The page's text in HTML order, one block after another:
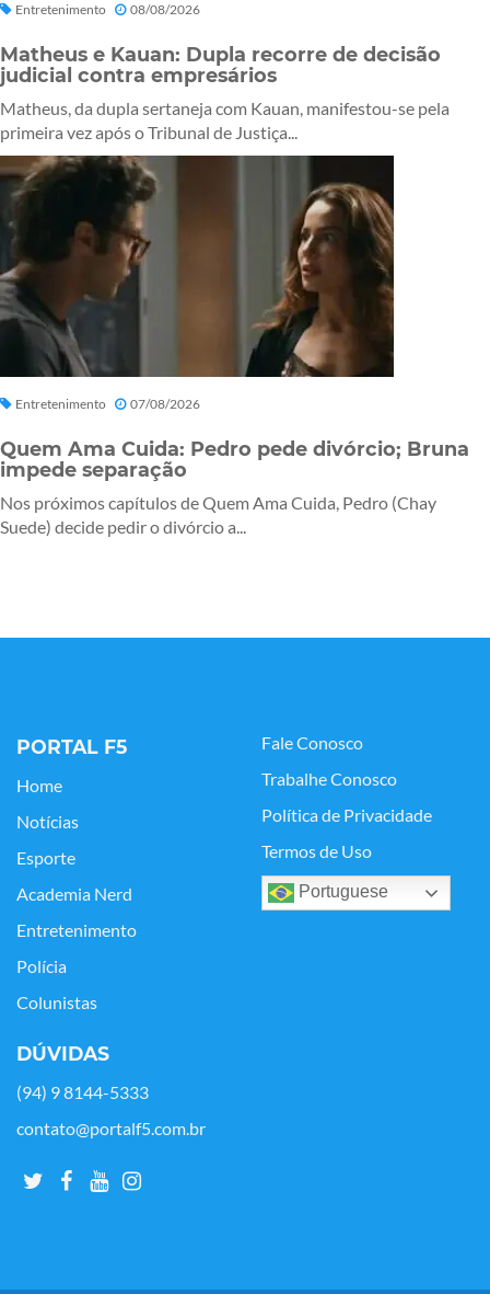
Entretenimento 08/08/2026
Matheus e Kauan: Dupla recorre de decisão
judicial contra empresários
Matheus, da dupla sertaneja com Kauan, manifestou-se pela
primeira vez após o Tribunal de Justiça...
Entretenimento 07/08/2026
Quem Ama Cuida: Pedro pede divórcio; Bruna
impede separação
Nos próximos capítulos de Quem Ama Cuida, Pedro (Chay
Suede) decide pedir o divórcio a...
PORTAL F5
Home
Notícias
Esporte
Academia Nerd
Entretenimento
Polícia
Colunistas
Fale Conosco
Trabalhe Conosco
Política de Privacidade
Termos de Uso
Portuguese
DÚVIDAS
(94) 9 8144-5333
contato@portalf5.com.br